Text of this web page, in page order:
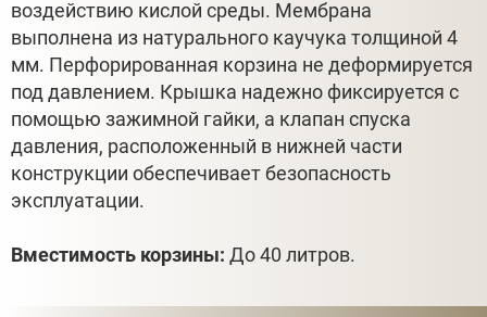
воздействию кислой среды. Мембрана
выполнена из натурального каучука толщиной 4
мм. Перфорированная корзина не деформируется
под давлением. Крышка надежно фиксируется с
помощью зажимной гайки, а клапан спуска
давления, расположенный в нижней части
конструкции обеспечивает безопасность
эксплуатации.
Вместимость корзины: До 40 литров.